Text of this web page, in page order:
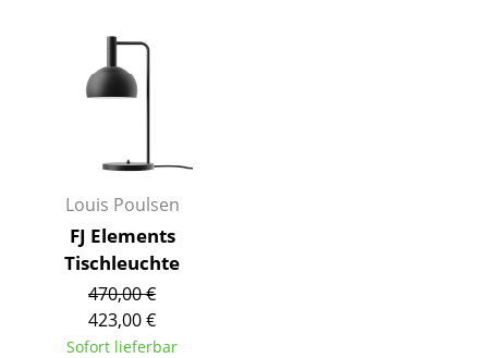
Couchtische
Sekretäre & PC-Tische
Konferenztische
Stehtische & Stehpulte
Kindertische
Gartentische
Louis Poulsen
FJ Elements
Tischleuchte
470,00 €
423,00 €
Sofort lieferbar